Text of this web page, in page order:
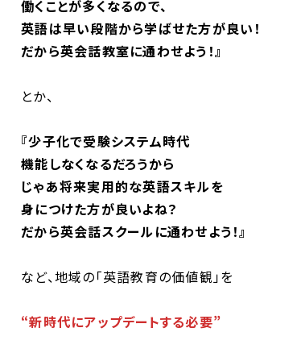
働くことが多くなるので、
英語は早い段階から学ばせた方が良い！
だから英会話教室に通わせよう！』
とか、
『少子化で受験システム時代
機能しなくなるだろうから
じゃあ将来実用的な英語スキルを
身につけた方が良いよね？
だから英会話スクールに通わせよう！』
など、地域の「英語教育の価値観」を
“新時代にアップデートする必要”